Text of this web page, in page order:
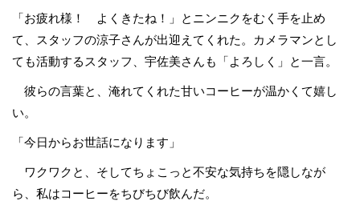
「お疲れ様！ よくきたね！」とニンニクをむく手を止め
て、スタッフの涼子さんが出迎えてくれた。カメラマンとし
ても活動するスタッフ、宇佐美さんも「よろしく」と一言。
彼らの言葉と、淹れてくれた甘いコーヒーが温かくて嬉し
い。
「今日からお世話になります」
ワクワクと、そしてちょこっと不安な気持ちを隠しなが
ら、私はコーヒーをちびちび飲んだ。